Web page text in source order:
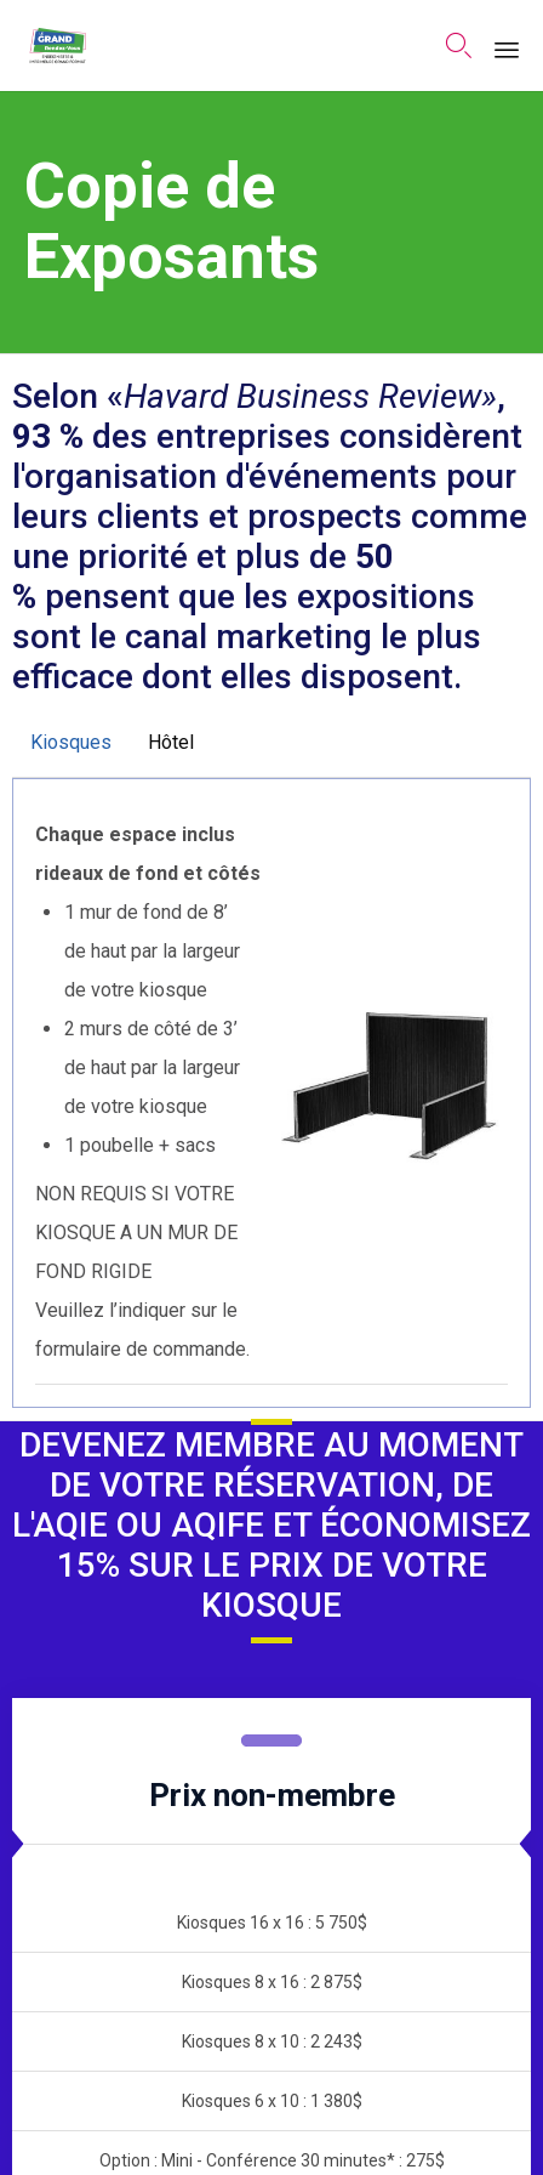

Copie de
Exposants
Selon «Havard Business Review»,
93 % des entreprises considèrent
l'organisation d'événements pour
leurs clients et prospects comme
une priorité et plus de 50
% pensent que les expositions
sont le canal marketing le plus
efficace dont elles disposent.
Kiosques Hôtel
Chaque espace inclus
rideaux de fond et côtés
1 mur de fond de 8’
de haut par la largeur
de votre kiosque
2 murs de côté de 3’
de haut par la largeur
de votre kiosque
1 poubelle + sacs
NON REQUIS SI VOTRE
KIOSQUE A UN MUR DE
FOND RIGIDE
Veuillez l’indiquer sur le
formulaire de commande.
DEVENEZ MEMBRE AU MOMENT
DE VOTRE RÉSERVATION, DE
L'AQIE OU AQIFE ET ÉCONOMISEZ
15% SUR LE PRIX DE VOTRE
KIOSQUE
Prix non-membre
Kiosques 16 x 16 : 5 750$
Kiosques 8 x 16 : 2 875$
Kiosques 8 x 10 : 2 243$
Kiosques 6 x 10 : 1 380$
Option : Mini - Conférence 30 minutes* : 275$